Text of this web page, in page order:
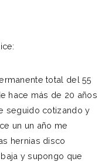
total del 55
hace más de 20 años
seguido cotizando y
un un año me
hernias disco
y supongo que